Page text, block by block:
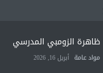
ظاهرة الزومبي المدرسي
مواد عامة أبريل 16, 2026